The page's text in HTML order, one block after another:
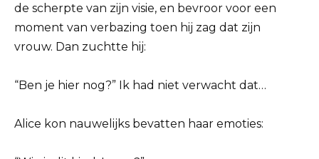
de scherpte van zijn visie, en bevroor voor een
moment van verbazing toen hij zag dat zijn
vrouw. Dan zuchtte hij:
“Ben je hier nog?” Ik had niet verwacht dat…
Alice kon nauwelijks bevatten haar emoties: